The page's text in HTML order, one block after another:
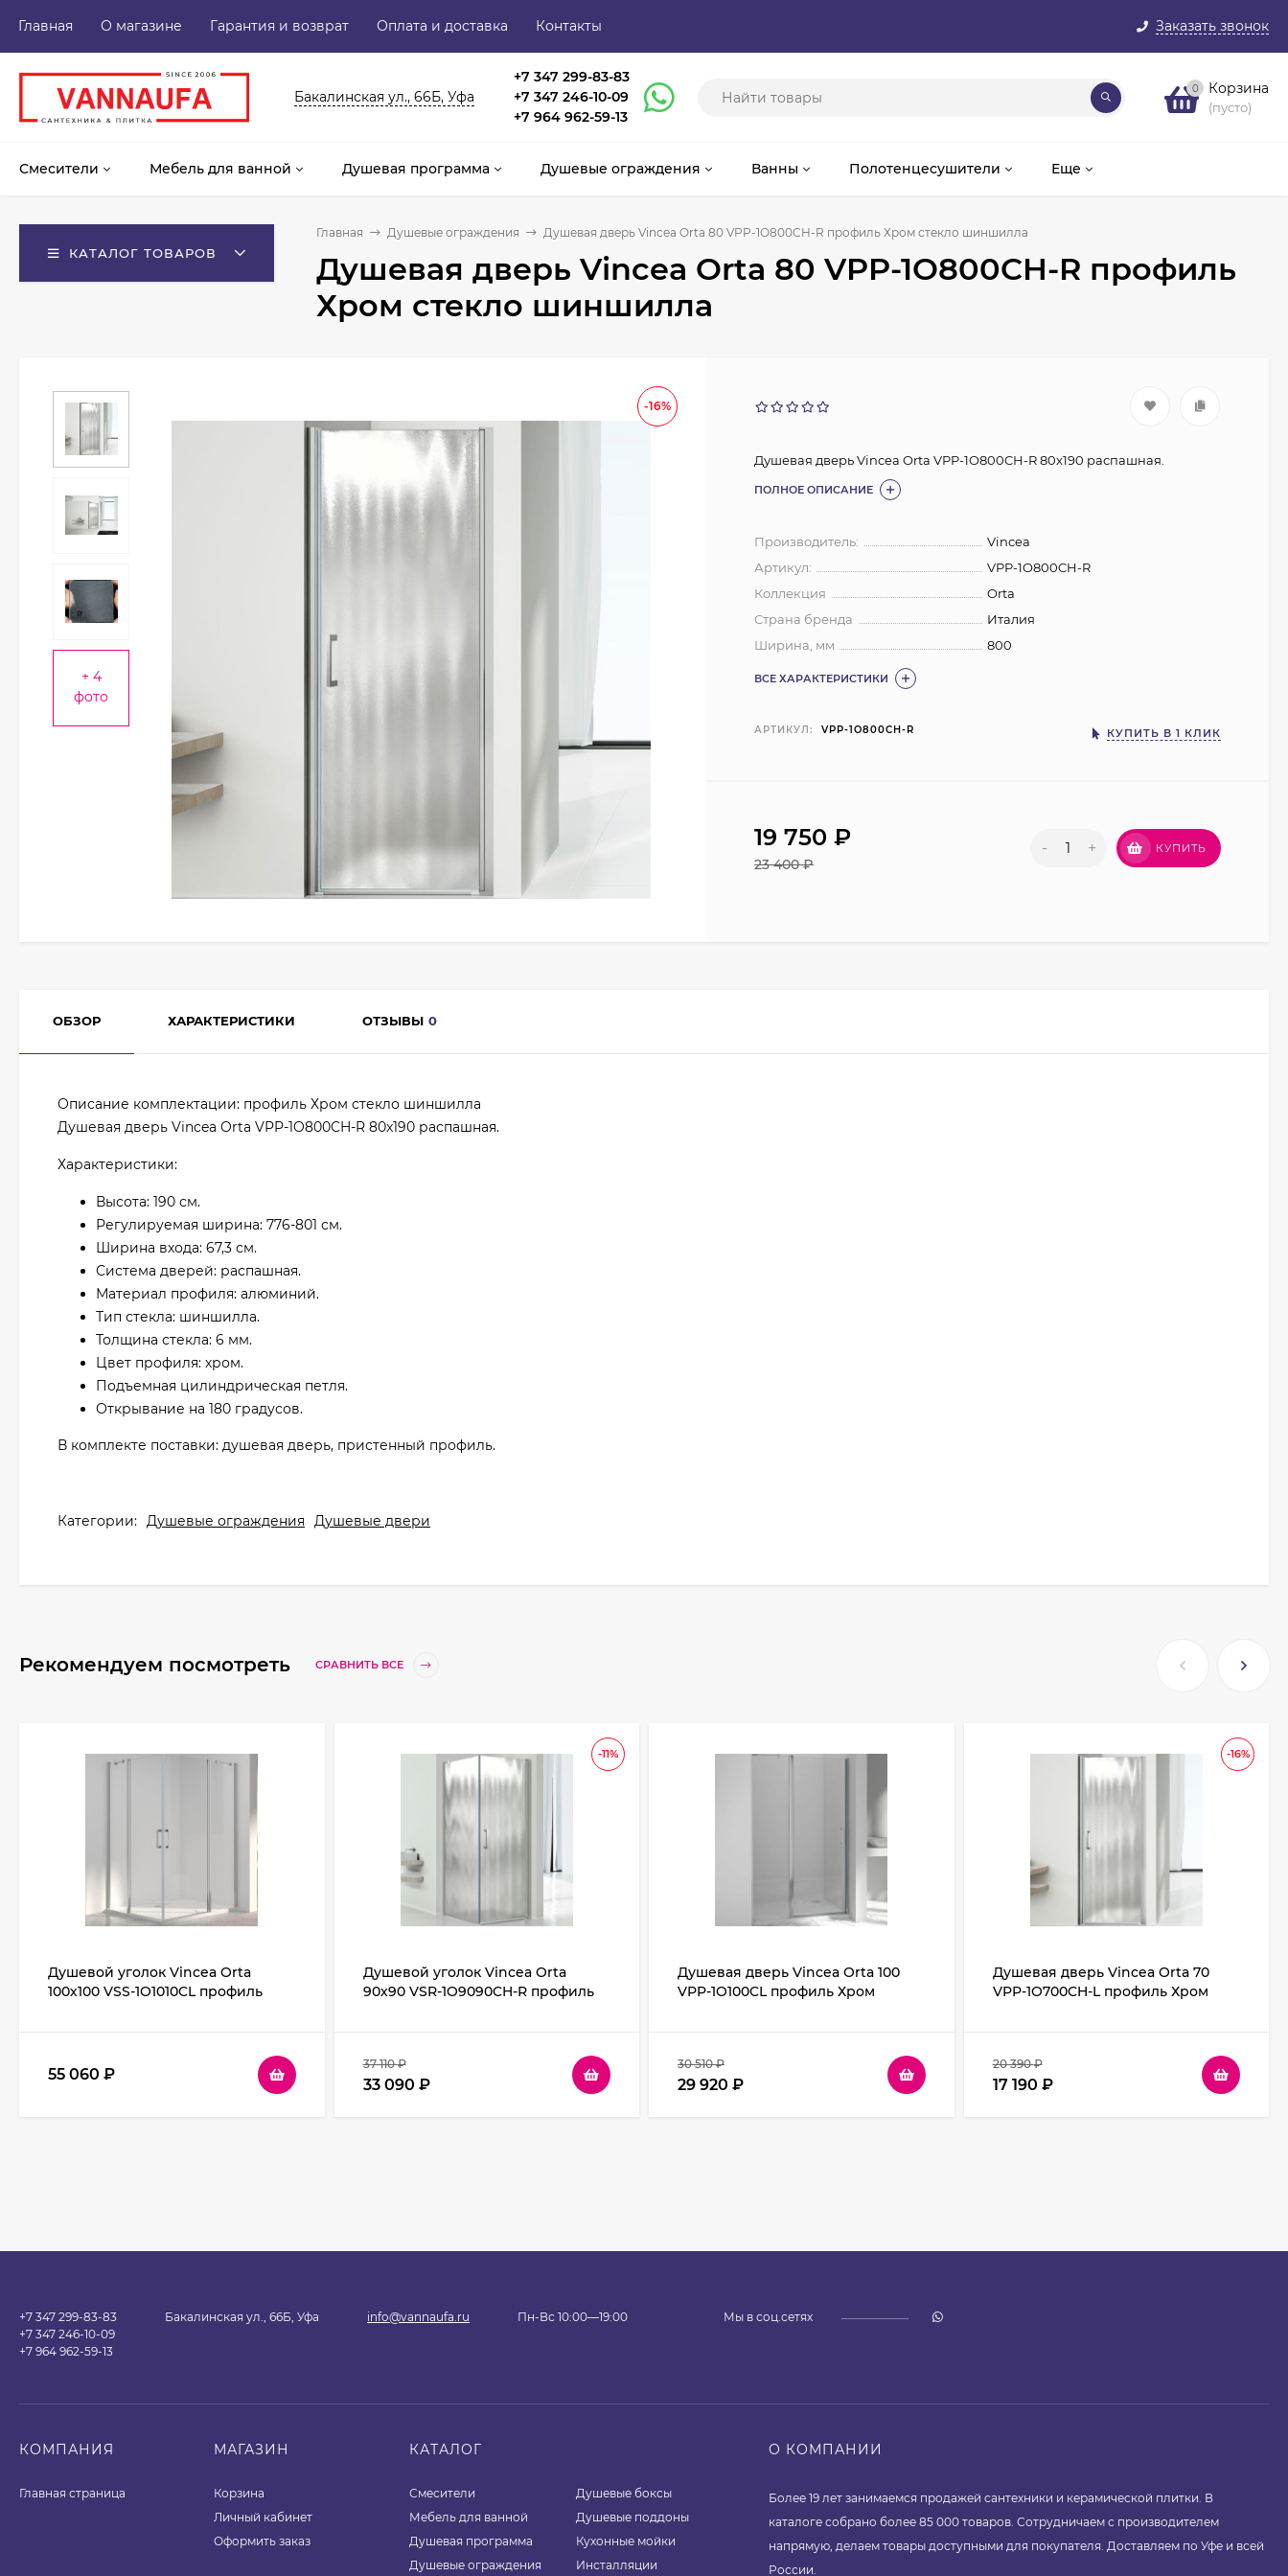
Заказать звонок
Главная О магазине Гарантия и возврат Оплата и доставка Контакты
Бакалинская ул., 66Б, Уфа
+7 347 299-83-83
+7 347 246-10-09
+7 964 962-59-13
0 Корзина
(пусто)
Смесители Мебель для ванной Душевая программа Душевые ограждения Ванны Полотенцесушители Еще
КАТАЛОГ ТОВАРОВ
Главная Душевые ограждения Душевая дверь Vincea Orta 80 VPP-1O800CH-R профиль Хром стекло шиншилла
Душевая дверь Vincea Orta 80 VPP-1O800CH-R профиль
Хром стекло шиншилла
+ 4
фото
-16%
Душевая дверь Vincea Orta VPP-1O800CH-R 80x190 распашная.
ПОЛНОЕ ОПИСАНИЕ
Производитель:
Vincea
Артикул:
VPP-1O800CH-R
Коллекция
Orta
Страна бренда
Италия
Ширина, мм
800
ВСЕ ХАРАКТЕРИСТИКИ
АРТИКУЛ: VPP-1O800CH-R КУПИТЬ В 1 КЛИК
19 750₽
23 400₽
- + КУПИТЬ
ОБЗОР ХАРАКТЕРИСТИКИ ОТЗЫВЫ 0
Описание комплектации: профиль Хром стекло шиншилла
Душевая дверь Vincea Orta VPP-1O800CH-R 80x190 распашная.
Характеристики:
Высота: 190 см.
Регулируемая ширина: 776-801 см.
Ширина входа: 67,3 см.
Система дверей: распашная.
Материал профиля: алюминий.
Тип стекла: шиншилла.
Толщина стекла: 6 мм.
Цвет профиля: хром.
Подъемная цилиндрическая петля.
Открывание на 180 градусов.
В комплекте поставки: душевая дверь, пристенный профиль.
Категории: Душевые ограждения Душевые двери
Рекомендуем посмотреть СРАВНИТЬ ВСЕ
Душевой уголок Vincea Orta
100х100 VSS-1O1010CL профиль
55 060 ₽
-11%
Душевой уголок Vincea Orta
90х90 VSR-1O9090CH-R профиль
37 110₽
33 090 ₽
Душевая дверь Vincea Orta 100
VPP-1O100CL профиль Хром
30 510₽
29 920 ₽
-16%
Душевая дверь Vincea Orta 70
VPP-1O700CH-L профиль Хром
20 390₽
17 190 ₽
+7 347 299-83-83
+7 347 246-10-09
+7 964 962-59-13
Бакалинская ул., 66Б, Уфа info@vannaufa.ru Пн-Вс 10:00—19:00 Мы в соц.сетях
КОМПАНИЯ
Главная страница
МАГАЗИН
Корзина
Личный кабинет
Оформить заказ
КАТАЛОГ
Смесители
Мебель для ванной
Душевая программа
Душевые ограждения
Душевые боксы
Душевые поддоны
Кухонные мойки
Инсталляции
О КОМПАНИИ
Более 19 лет занимаемся продажей сантехники и керамической плитки. В
каталоге собрано более 85 000 товаров. Сотрудничаем с производителем
напрямую, делаем товары доступными для покупателя. Доставляем по Уфе и всей
России.